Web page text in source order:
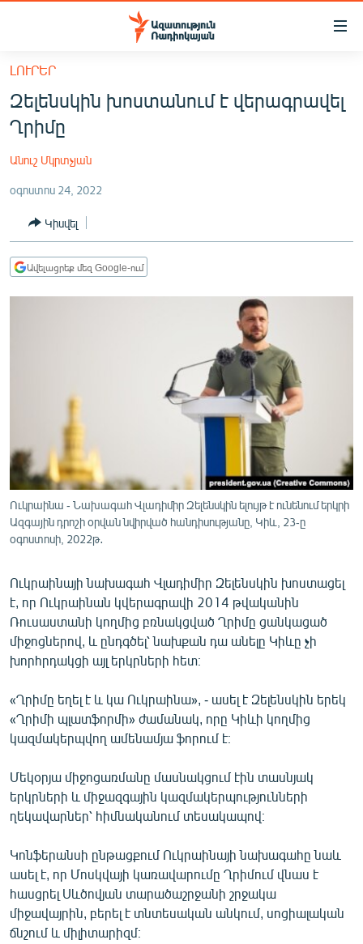
Մատչելիության
հիմնական
բովանդակությանը
Անցնել
հիմնական
մենյուին
ՀԱՅԱՍՏԱՆ
ՔԱՂԱՔԱԿԱՆ
ԸՆՏՐՈՒԹՅՈՒՆՆԵՐ 2026
ԻՐԱՎՈՒՆՔ
ՀԱՍԱՐԱԿՈՒԹՅՈՒՆ
ՏՆՏԵՍՈՒԹՅՈՒՆ
ՄՇԱԿՈՒՅԹ
ՄԵԿՆԱԲԱՆՈՒԹՅՈՒՆ
ՏՏ ԵՒ ԻՆՏԵՐՆԵՏ
ԿՈՐՈՆԱՎԻՐՈՒՍ
ԱՐԽԻՎ
ՏԵՍԱՆՅՈՒԹԵՐ
ԲԱՆԱՎԵՃ
ՁԳՏԵԼՈՎ ԼԱՎԱԳՈՒՅՆԻՆ
ՓՈԴՔԱՍԹ
Հայերեն
English
Русский
ՀԵՏԵՎԵՔ ՄԵԶ
«Ազատության» բոլոր կայքերը
ԼՈՒՐԵՐ
Զելենսկին խոստանում է վերագրավել
Ղրիմը
Անուշ Մկրտչյան
օգոստոս 24, 2022
Կիսվել
Ավելացրեք մեզ Google-ում
Ուկրաինա - Նախագահ Վլադիմիր Զելենսկին ելույթ է ունենում երկրի
Ազգային դրոշի օրվան նվիրված հանդիսությանը, Կիև, 23-ը
օգոստոսի, 2022թ․
Ուկրաինայի նախագահ Վլադիմիր Զելենսկին խոստացել
է, որ Ուկրաինան կվերագրավի 2014 թվականին
Ռուսաստանի կողմից բռնակցված Ղրիմը ցանկացած
միջոցներով, և ընդգծել՝ նախքան դա անելը Կիևը չի
խորհրդակցի այլ երկրների հետ։
«Ղրիմը եղել է և կա Ուկրաինա», - ասել է Զելենսկին երեկ
«Ղրիմի պլատֆորմի» ժամանակ, որը Կիևի կողմից
կազմակերպվող ամենամյա ֆորում է։
Մեկօրյա միջոցառմանը մասնակցում էին տասնյակ
երկրների և միջազգային կազմակերպությունների
ղեկավարներ՝ հիմնականում տեսակապով։
Կոնֆերանսի ընթացքում Ուկրաինայի նախագահը նաև
ասել է, որ Մոսկվայի կառավարումը Ղրիմում վնաս է
հասցրել Սևծովյան տարածաշրջանի շրջակա
միջավայրին, բերել է տնտեսական անկում, սոցիալական
ճնշում և միլիտարիզմ։